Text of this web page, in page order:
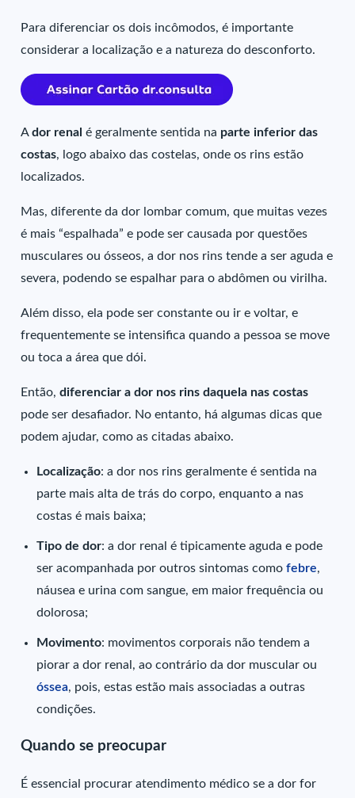
Para diferenciar os dois incômodos, é importante
considerar a localização e a natureza do desconforto.
Ador renal é geralmente sentida na parte inferior das
costas, logo abaixo das costelas, onde os rins estão
localizados.
Mas, diferente da dor lombar comum, que muitas vezes
é mais “espalhada” e pode ser causada por questões
musculares ou ósseos, a dor nos rins tende a ser aguda e
severa, podendo se espalhar para o abdômen ou virilha.
Além disso, ela pode ser constante ou ir e voltar, e
frequentemente se intensifica quando a pessoa se move
ou toca a área que dói.
Então,diferenciar a dor nos rins daquela nas costas
pode ser desafiador. No entanto, há algumas dicas que
podem ajudar, como as citadas abaixo.
Localização: a dor nos rins geralmente é sentida na
parte mais alta de trás do corpo, enquanto a nas
costas é mais baixa;
Tipo de dor: a dor renal é tipicamente aguda e pode
ser acompanhada por outros sintomas comofebre,
náusea e urina com sangue, em maior frequência ou
dolorosa;
Movimento: movimentos corporais não tendem a
piorar a dor renal, ao contrário da dor muscular ou
óssea, pois, estas estão mais associadas a outras
condições.
Quando se preocupar
É essencial procurar atendimento médico se a dor for